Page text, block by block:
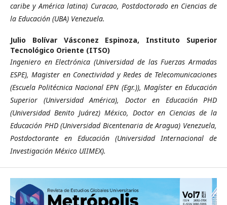
caribe y América latina) Curacao, Postdoctorado en Ciencias de
la Educación (UBA) Venezuela.
Julio Bolívar Vásconez Espinoza, Instituto Superior
Tecnológico Oriente (ITSO)
Ingeniero en Electrónica (Universidad de las Fuerzas Armadas
ESPE), Magister en Conectividad y Redes de Telecomunicaciones
(Escuela Politécnica Nacional EPN (Egr.)), Magíster en Educación
Superior (Universidad América), Doctor en Educación PHD
(Universidad Benito Juárez) México, Doctor en Ciencias de la
Educación PHD (Universidad Bicentenaria de Aragua) Venezuela,
Postdoctorante en Educación (Universidad Internacional de
Investigación México UIIMEX).